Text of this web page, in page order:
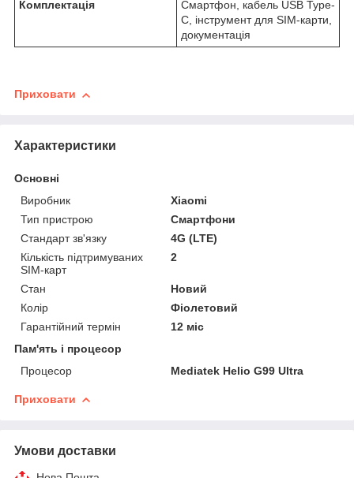
Комплектація
Смартфон, кабель USB Type-
C, інструмент для SIM-карти,
документація
Приховати
Характеристики
Основні
Виробник
Xiaomi
Тип пристрою
Смартфони
Стандарт зв'язку
4G (LTE)
Кількість підтримуваних
SIM-карт
2
Стан
Новий
Колір
Фіолетовий
Гарантійний термін
12 міс
Пам'ять і процесор
Процесор
Mediatek Helio G99 Ultra
Приховати
Умови доставки